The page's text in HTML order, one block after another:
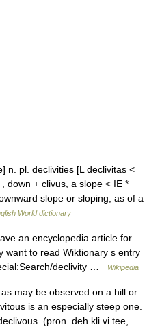
n. pl. declivities [L declivitas <
down + clivus, a slope < IE *
slope or sloping, as of a
World dictionary
an encyclopedia article for
want to read Wiktionary s entry
declivity …
Wikipedia
may be observed on a hill or
is an especially steep one.
(pron. deh kli vi tee,